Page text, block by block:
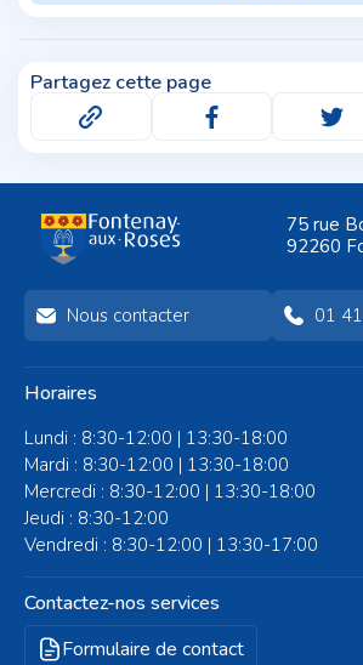
Partagez cette page
75 rue
92260
Nous contacter 01
Horaires
Lundi : 8:30-12:00 | 13:30-18:00
Mardi : 8:30-12:00 | 13:30-18:00
Mercredi : 8:30-12:00 | 13:30-18:00
Jeudi : 8:30-12:00
Vendredi : 8:30-12:00 | 13:30-17:00
Contactez-nos services
Formulaire de contact